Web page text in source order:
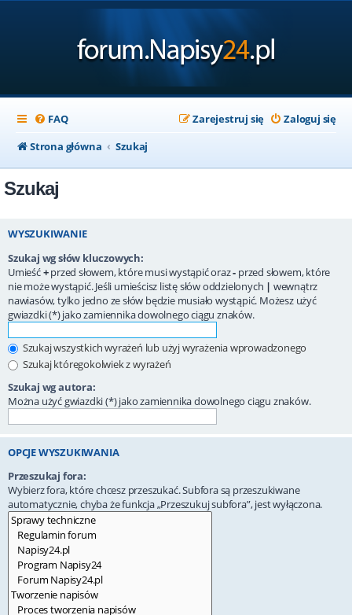
FAQ Zaloguj się
Zarejestruj się
Strona główna
Szukaj
Szukaj
WYSZUKIWANIE
Szukaj wg słów kluczowych:
Umieść+przed słowem, które musi wystąpić oraz- przed słowem, które
nie może wystąpić. Jeśli umieścisz listę słów oddzielonych | wewnątrz
nawiasów, tylko jedno ze słów będzie musiało wystąpić. Możesz użyć
gwiazdki (*) jako zamiennika dowolnego ciągu znaków.
Szukaj wszystkich wyrażeń lub użyj wyrażenia wprowadzonego
Szukaj któregokolwiek z wyrażeń
Szukaj wg autora:
Można użyć gwiazdki (*) jako zamiennika dowolnego ciągu znaków.
OPCJE WYSZUKIWANIA
Przeszukaj fora:
Wybierz fora, które chcesz przeszukać. Subfora są przeszukiwane
automatycznie, chyba że funkcja „Przeszukuj subfora”, jest wyłączona.